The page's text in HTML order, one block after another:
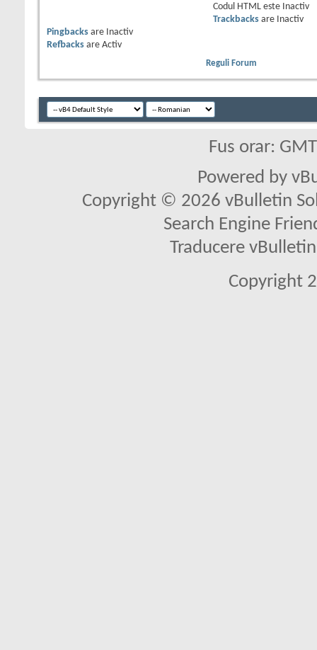
Codul HTML este
Inactiv
Trackbacksare
Inactiv
Pingbacks are
Inactiv
Refbacks are Activ
Reguli Forum
Fus orar:
Powered by
Copyright © 2026 vBulletin
Search Engine
Traducere
Copyright